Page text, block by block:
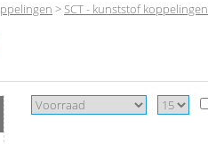
>SCT - kunststof koppelingen